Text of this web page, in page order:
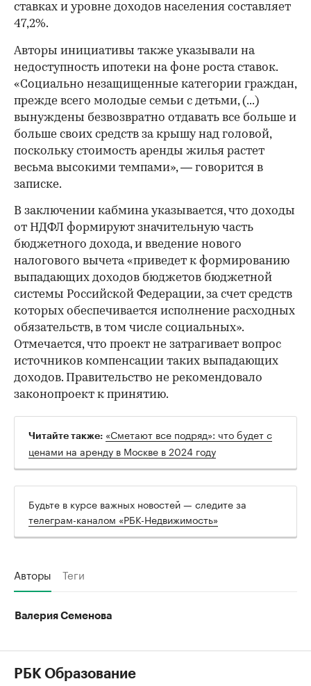
ставках и уровне доходов населения составляет
47,2%.
Авторы инициативы также указывали на
недоступность ипотеки на фоне роста ставок.
«Социально незащищенные категории граждан,
прежде всего молодые семьи с детьми, (...)
вынуждены безвозвратно отдавать все больше и
больше своих средств за крышу над головой,
поскольку стоимость аренды жилья растет
весьма высокими темпами», — говорится в
записке.
В заключении кабмина указывается, что доходы
от НДФЛ формируют значительную часть
бюджетного дохода, и введение нового
налогового вычета «приведет к формированию
выпадающих доходов бюджетов бюджетной
системы Российской Федерации, за счет средств
которых обеспечивается исполнение расходных
обязательств, в том числе социальных».
Отмечается, что проект не затрагивает вопрос
источников компенсации таких выпадающих
доходов. Правительство не рекомендовало
законопроект к принятию.
Читайте также: «Сметают все подряд»: что будет с
ценами на аренду в Москве в 2024 году
Будьте в курсе важных новостей — следите за
телеграм-каналом «РБК-Недвижимость»
Авторы Теги
Валерия Семенова
РБК Образование